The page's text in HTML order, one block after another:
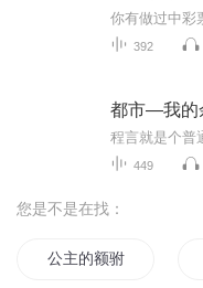
392
都市—我的
449
您是不是在找：
公主的额驸